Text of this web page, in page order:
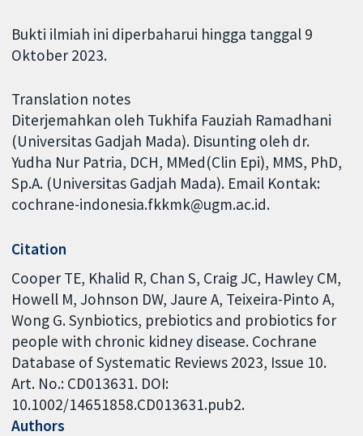
Bukti ilmiah ini diperbaharui hingga tanggal 9
Oktober 2023.
Translation notes
Diterjemahkan oleh Tukhifa Fauziah Ramadhani
(Universitas Gadjah Mada). Disunting oleh dr.
Yudha Nur Patria, DCH, MMed(Clin Epi), MMS, PhD,
Sp.A. (Universitas Gadjah Mada). Email Kontak:
cochrane-indonesia.fkkmk@ugm.ac.id.
Citation
Cooper TE, Khalid R, Chan S, Craig JC, Hawley CM,
Howell M, Johnson DW, Jaure A, Teixeira-Pinto A,
Wong G. Synbiotics, prebiotics and probiotics for
people with chronic kidney disease. Cochrane
Database of Systematic Reviews 2023, Issue 10.
Art. No.: CD013631. DOI:
10.1002/14651858.CD013631.pub2.
Authors